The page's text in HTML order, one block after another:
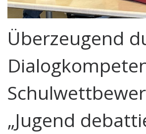
Überzeugend
„Jugend